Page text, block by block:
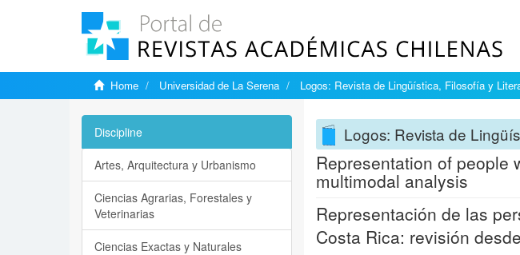
Home Universidad de La Serena Logos: Revista de Lingüística, Filosofía y
Logos: Revista de
Representation of people
multimodal analysis
Representación de las
Costa Rica: revisión
Discipline
Artes, Arquitectura y Urbanismo
Ciencias Agrarias, Forestales y
Veterinarias
Ciencias Exactas y Naturales